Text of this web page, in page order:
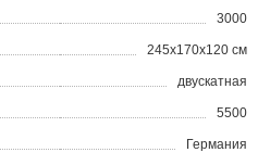
3000
245x170x120 см
двускатная
5500
Германия